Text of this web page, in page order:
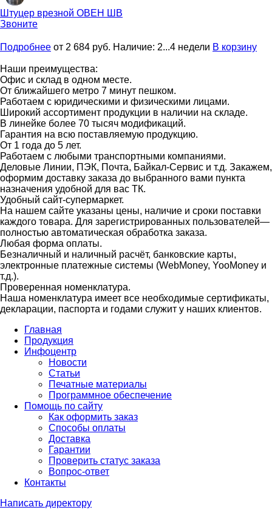
Штуцер врезной ОВЕН ШВ
Звоните
Подробнее от 2 684 руб. Наличие: 2...4 недели В корзину
Наши преимущества:
Офис и склад в одном месте.
От ближайшего метро 7 минут пешком.
Работаем с юридическими и физическими лицами.
Широкий ассортимент продукции в наличии на складе.
В линейке более 70 тысяч модификаций.
Гарантия на всю поставляемую продукцию.
От 1 года до 5 лет.
Работаем с любыми транспортными компаниями.
Деловые Линии, ПЭК, Почта, Байкал-Сервис и т.д. Закажем,
оформим доставку заказа до выбранного вами пункта
назначения удобной для вас ТК.
Удобный сайт-супермаркет.
На нашем сайте указаны цены, наличие и сроки поставки
каждого товара. Для зарегистрированных пользователей—
полностью автоматическая обработка заказа.
Любая форма оплаты.
Безналичный и наличный расчёт, банковские карты,
электронные платежные системы (WebMoney, YooMoney и
т.д.).
Проверенная номенклатура.
Наша номенклатура имеет все необходимые сертификаты,
декларации, паспорта и годами служит у наших клиентов.
Главная
Продукция
Инфоцентр
Новости
Статьи
Печатные материалы
Программное обеспечение
Помощь по сайту
Как оформить заказ
Способы оплаты
Доставка
Гарантии
Проверить статус заказа
Вопрос-ответ
Контакты
Написать директору